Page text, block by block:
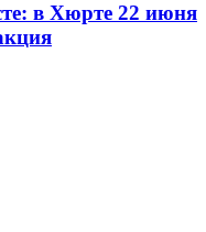
в Хюрте 22 июня